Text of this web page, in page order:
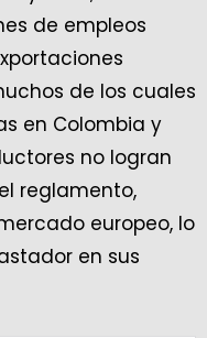
de empleos
de los cuales
en Colombia y
no logran
reglamento,
europeo, lo
en sus